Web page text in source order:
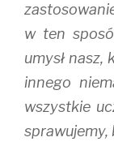
w ten
umysł
innego
wszystkie
sprawujemy,